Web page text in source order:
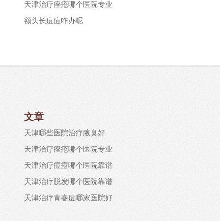
天津治疗痤疮哪个医院专业
额头长痘痘咋办呢
文章
天津哪些医院治疗腋臭好
天津治疗痤疮哪个医院专业
天津治疗痘痘哪个医院靠谱
天津治疗脱发哪个医院靠谱
天津治疗青春痘哪家医院好